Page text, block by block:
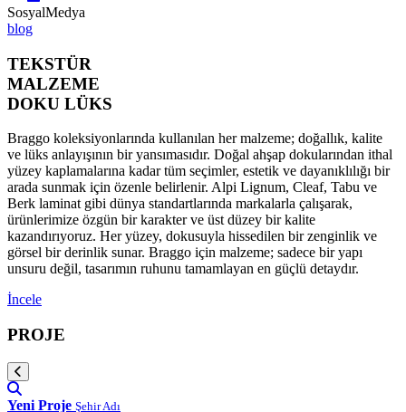
SosyalMedya
blog
TEKSTÜR
MALZEME
DOKU LÜKS
Braggo koleksiyonlarında kullanılan her malzeme; doğallık, kalite
ve lüks anlayışının bir yansımasıdır. Doğal ahşap dokularından ithal
yüzey kaplamalarına kadar tüm seçimler, estetik ve dayanıklılığı bir
arada sunmak için özenle belirlenir. Alpi Lignum, Cleaf, Tabu ve
Berk laminat gibi dünya standartlarında markalarla çalışarak,
ürünlerimize özgün bir karakter ve üst düzey bir kalite
kazandırıyoruz. Her yüzey, dokusuyla hissedilen bir zenginlik ve
görsel bir derinlik sunar. Braggo için malzeme; sadece bir yapı
unsuru değil, tasarımın ruhunu tamamlayan en güçlü detaydır.
İncele
PROJE
Yeni Proje Şehir Adı